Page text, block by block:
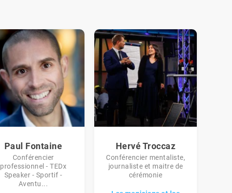
Paul Fontaine
Conférencier
professionnel - TEDx
Speaker - Sportif -
Aventu...
Hervé Troccaz
Conférencier mentaliste,
journaliste et maitre de
cérémonie